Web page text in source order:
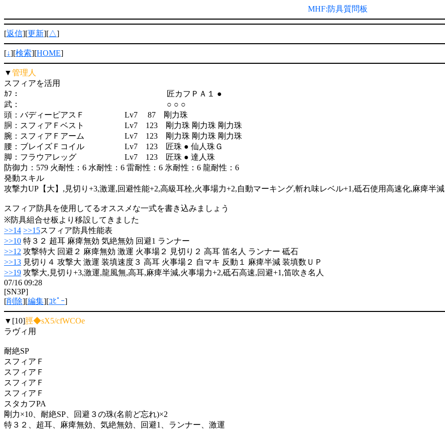
MHF:防具質問板
[返信][更新][△]
[↓][検索][HOME]
▼管理人
スフィアを活用
ｶﾌ： 匠カフＰＡ１ ●
武： ○ ○ ○
頭：バディーピアスＦ Lv7 87 剛力珠
胴：スフィアＦベスト Lv7 123 剛力珠 剛力珠 剛力珠
腕：スフィアＦアーム Lv7 123 剛力珠 剛力珠 剛力珠
腰：ブレイズＦコイル Lv7 123 匠珠 ● 仙人珠Ｇ
脚：フラウアレッグ Lv7 123 匠珠 ● 達人珠
防御力：579 火耐性：6 水耐性：6 雷耐性：6 氷耐性：6 龍耐性：6
発動スキル
攻撃力UP【大】,見切り+3,激運,回避性能+2,高級耳栓,火事場力+2,自動マーキング,斬れ味レベル+1,砥石使用高速化,麻痺半減
スフィア防具を使用してるオススメな一式を書き込みましょう
※防具組合せ板より移設してきました
>>14 >>15スフィア防具性能表
>>10 特３２ 超耳 麻痺無効 気絶無効 回避1 ランナー
>>12 攻撃特大 回避２ 麻痺無効 激運 火事場２ 見切り２ 高耳 笛名人 ランナー 砥石
>>13 見切り４ 攻撃大 激運 装填速度３ 高耳 火事場２ 自マキ 反動１ 麻痺半減 装填数ＵＰ
>>19 攻撃大,見切り+3,激運,龍風無,高耳,麻痺半減,火事場力+2,砥石高速,回避+1,笛吹き名人
07/16 09:28
[SN3P]
[削除][編集][ｺﾋﾟｰ]
▼[10]脛◆sX5/cfWCOe
ラヴィ用
耐絶SP
スフィアＦ
スフィアＦ
スフィアＦ
スフィアＦ
スタカフPA
剛力×10、耐絶SP、回避３の珠(名前ど忘れ)×2
特３２、超耳、麻痺無効、気絶無効、回避1、ランナー、激運